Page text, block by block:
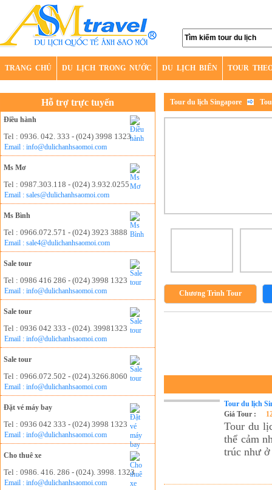
TRANG CHỦ DU LỊCH TRONG NƯỚC DU LỊCH BIỂN TOUR
Hỗ trợ trực tuyến
Điều hành
Tel : 0936. 042. 333 - (024) 3998 1323
Email : info@dulichanhsaomoi.com
Ms Mơ
Tel : 0987.303.118 - (024) 3.932.0255
Email : sales@dulichanhsaomoi.com
Ms Bình
Tel : 0966.072.571 - (024) 3923 3888
Email : sale4@dulichanhsaomoi.com
Sale tour
Tel : 0986 416 286 - (024) 3998 1323
Email : info@dulichanhsaomoi.com
Sale tour
Tel : 0936 042 333 - (024). 39981323
Email : info@dulichanhsaomoi.com
Sale tour
Tel : 0966.072.502 - (024).3266.8060
Email : info@dulichanhsaomoi.com
Đặt vé máy bay
Tel : 0936 042 333 - (024) 3998 1323
Email : info@dulichanhsaomoi.com
Cho thuê xe
Tel : 0986. 416. 286 - (024). 3998. 1323
Email : info@dulichanhsaomoi.com
Tour du lịch Singapore
Chương Trình Tour
Tour du lịch
Giá Tour :
Tour du
thể cảm
trúc như